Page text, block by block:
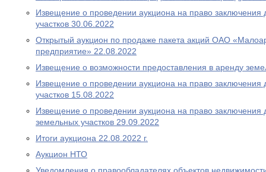
Извещение о проведении аукциона на право заключения
участков 30.06.2022
Открытый аукцион по продаже пакета акций ОАО
предприятие» 22.08.2022
Извещение о возможности предоставления в аренду
Извещение о проведении аукциона на право заключения
участков 15.08.2022
Извещение о проведении аукциона на право заключения
земельных участков 29.09.2022
Итоги аукциона 22.08.2022 г.
Аукцион НТО